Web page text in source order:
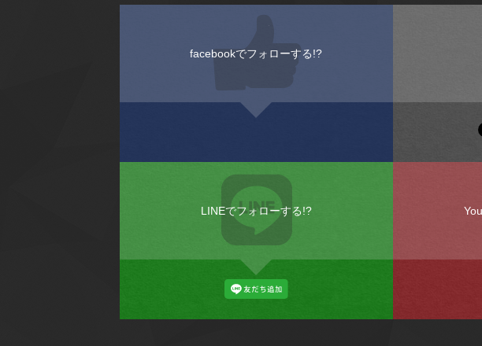
facebookでフォローする!?
LINEでフォローする!?